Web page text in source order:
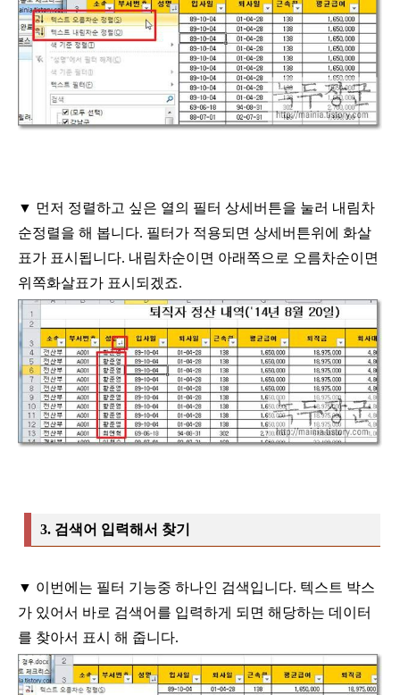
▼ 먼저 정렬하고 싶은 열의 필터 상세버튼을 눌러 내림차
순정렬을 해 봅니다. 필터가 적용되면 상세버튼위에 화살
표가 표시됩니다. 내림차순이면 아래쪽으로 오름차순이면
위쪽화살표가 표시되겠죠.
3. 검색어 입력해서 찾기
▼ 이번에는 필터 기능중 하나인 검색입니다. 텍스트 박스
가 있어서 바로 검색어를 입력하게 되면 해당하는 데이터
를 찾아서 표시 해 줍니다.